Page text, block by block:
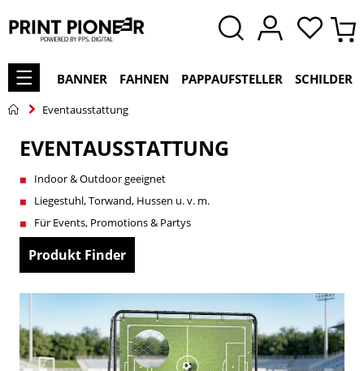
BANNER FAHNEN PAPPAUFSTELLER SCHILDER
Eventausstattung
EVENTAUSSTATTUNG
Indoor & Outdoor geeignet
Liegestuhl, Torwand, Hussen u. v. m.
Für Events, Promotions & Partys
Produkt Finder